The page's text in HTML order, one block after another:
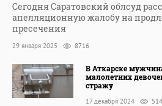
Сегодня Саратовский облсуд
апелляционную жалобу на
пресечения
29 января 2025 8716
В Аткарске
малолетних
стражу
17 декабря 2024